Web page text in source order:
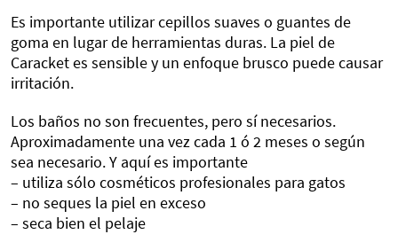
Es importante utilizar cepillos suaves o guantes de
goma en lugar de herramientas duras. La piel de
Caracket es sensible y un enfoque brusco puede causar
irritación.
Los baños no son frecuentes, pero sí necesarios.
Aproximadamente una vez cada 1 ó 2 meses o según
sea necesario. Y aquí es importante
– utiliza sólo cosméticos profesionales para gatos
– no seques la piel en exceso
– seca bien el pelaje